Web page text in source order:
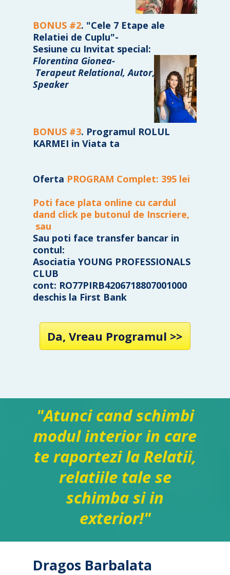
BONUS #2. "Cele 7 Etape ale
Relatiei de Cuplu"-
Sesiune cu Invitat special:
Florentina Gionea-
Terapeut Relational, Autor, si
Speaker
BONUS #3. Programul ROLUL
KARMEI in Viata ta
Oferta PROGRAM Complet: 395 lei
Poti face plata online cu cardul
dand click pe butonul de Inscriere,
sau
Sau poti face transfer bancar in
contul:
Asociatia YOUNG PROFESSIONALS
CLUB
cont: RO77PIRB4206718807001000
deschis la First Bank
Da, Vreau Programul >>
"Atunci cand schimbi
modul interior in care
te raportezi la Relatii,
relatiile tale se
schimba si in
exterior!"
Dragos Barbalata